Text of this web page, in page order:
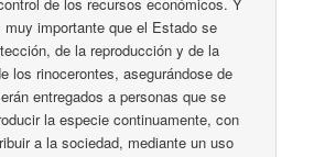
importante que el Estado se
de la reproducción y de la
los rinocerontes, asegurándose de
entregados a personas que se
la especie continuamente, con
a la sociedad, mediante un uso